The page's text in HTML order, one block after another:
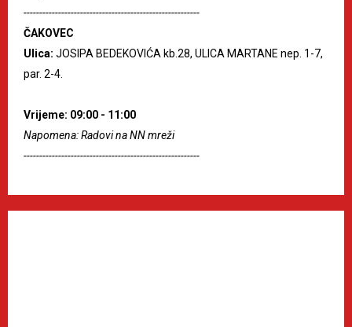
--------------------------------------------------------
ČAKOVEC
Ulica: JOSIPA BEDEKOVIĆA kb.28, ULICA MARTANE nep. 1-7,
par. 2-4.
Vrijeme: 09:00 - 11:00
Napomena: Radovi na NN mreži
--------------------------------------------------------